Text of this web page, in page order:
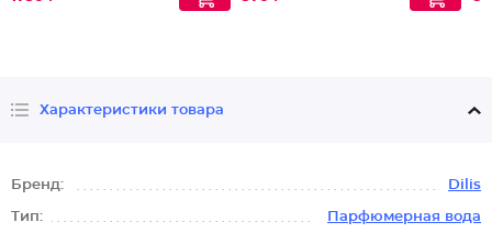
Характеристики товара
Бренд: Dilis
Тип: Парфюмерная вода